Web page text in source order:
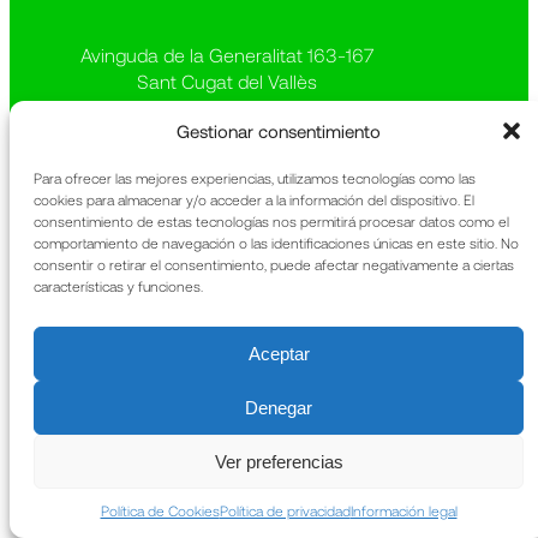
Gestionar consentimiento
Para ofrecer las mejores experiencias, utilizamos tecnologías como las
cookies para almacenar y/o acceder a la información del dispositivo. El
consentimiento de estas tecnologías nos permitirá procesar datos como el
comportamiento de navegación o las identificaciones únicas en este sitio. No
consentir o retirar el consentimiento, puede afectar negativamente a ciertas
características y funciones.
Aceptar
Denegar
Ver preferencias
Política de CookiesPolítica de privacidadInformación legal
Avinguda de la Generalitat 163-167
Sant Cugat del Vallès
08174 Barcelona
What We Do
Heritage
News
Contact
Privacy policy
Cookies policy
Annual Report